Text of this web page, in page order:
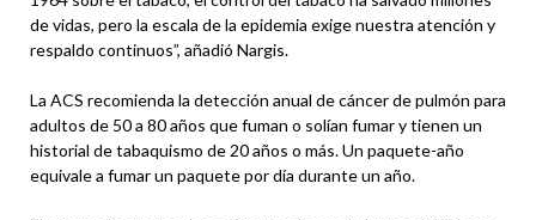
de vidas, pero la escala de la epidemia exige nuestra atención y
respaldo continuos”, añadió Nargis.
La ACS recomienda la detección anual de cáncer de pulmón para
adultos de 50 a 80 años que fuman o solían fumar y tienen un
historial de tabaquismo de 20 años o más. Un paquete-año
equivale a fumar un paquete por día durante un año.